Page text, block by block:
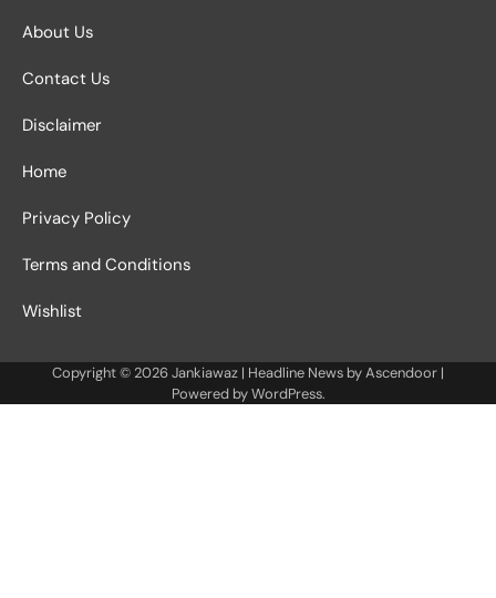
About Us
Contact Us
Disclaimer
Home
Privacy Policy
Terms and Conditions
Wishlist
Copyright © 2026Jankiawaz | Headline News byAscendoor |
Powered byWordPress.